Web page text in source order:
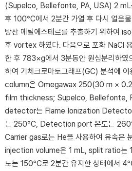
(Supelco, Bellefonte, PA, USA) 2 mL
후 100°C에서 2분간 가열 후 다시 얼음
방산 메틸에스테르를 추출하기 위하여
후 vortex 하였다. 다음으로 포화 NaCl
한 후 783×g에서 3분동안 원심분리하였
하여 기체크로마토그래프(GC) 분석에
column은 Omegawax 250(30 m ×
film thickness; Supelco, Bellefonte,
detector는 Flame Ionization
는 250°C, Detection port 온도는
Carrier gas로는 He을 사용하여 유속은
injection volume은 1 mL, split ratio는
도는 150°C로 2분간 유지한 상태에서